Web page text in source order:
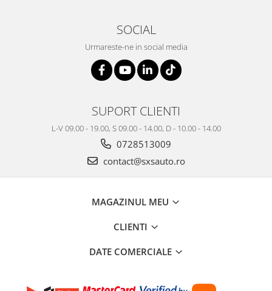
SOCIAL
Urmareste-ne in social media
SUPORT CLIENTI
L-V 09.00 - 19.00, S 09.00 - 14.00, D - 10.00 - 14.00
0728513009
contact@sxsauto.ro
MAGAZINUL MEU
CLIENTI
DATE COMERCIALE